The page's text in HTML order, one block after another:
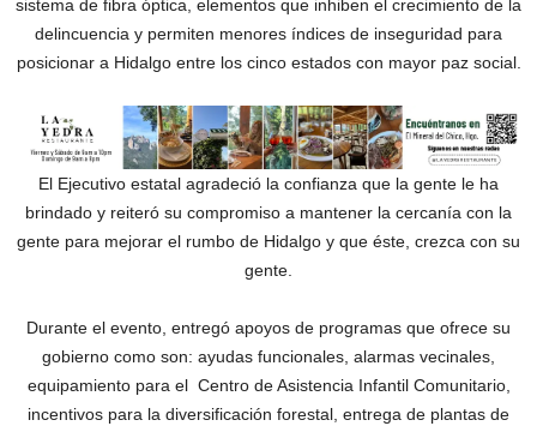
sistema de fibra óptica, elementos que inhiben el crecimiento de la
delincuencia y permiten menores índices de inseguridad para
posicionar a Hidalgo entre los cinco estados con mayor paz social.
El Ejecutivo estatal agradeció la confianza que la gente le ha
brindado y reiteró su compromiso a mantener la cercanía con la
gente para mejorar el rumbo de Hidalgo y que éste, crezca con su
gente.
Durante el evento, entregó apoyos de programas que ofrece su
gobierno como son: ayudas funcionales, alarmas vecinales,
equipamiento para el Centro de Asistencia Infantil Comunitario,
incentivos para la diversificación forestal, entrega de plantas de